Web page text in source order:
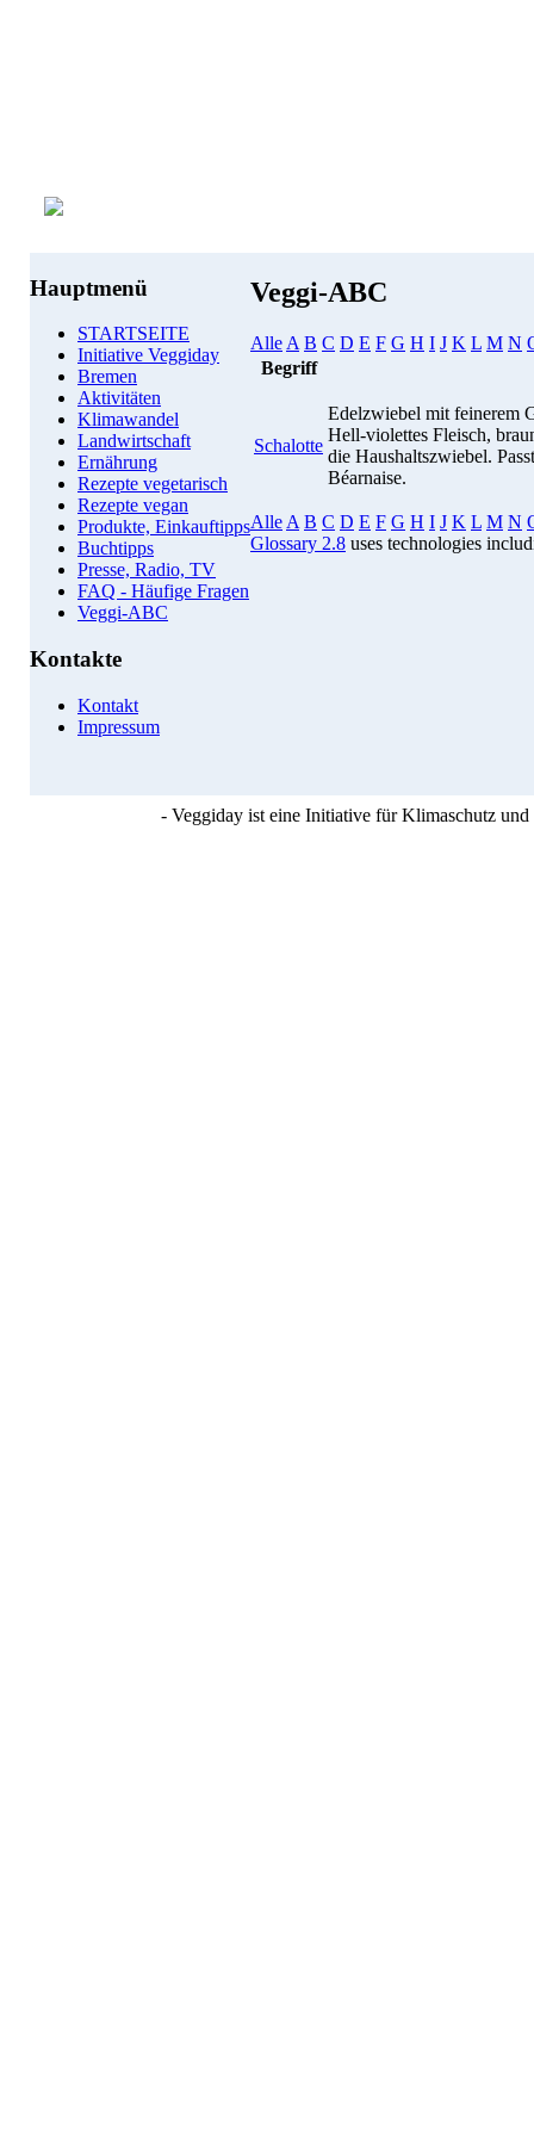
Hauptmenü
STARTSEITE
Initiative Veggiday
Bremen
Aktivitäten
Klimawandel
Landwirtschaft
Ernährung
Rezepte vegetarisch
Rezepte vegan
Produkte, Einkauftipps
Buchtipps
Presse, Radio, TV
FAQ - Häufige Fragen
Veggi-ABC
Kontakte
Kontakt
Impressum
Veggi-ABC
Alle A B C D E F G H I J K L M N
Begriff
Schalotte
Edelzwiebel mit feinerem
Hell-violettes Fleisch,
die Haushaltszwiebel.
Béarnaise.
Alle A B C D E F G H I J K L M N
Glossary 2.8 uses technologies
- Veggiday ist eine Initiative für Klimaschutz